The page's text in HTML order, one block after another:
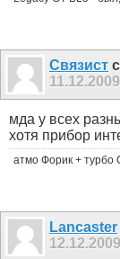
Связист
11.12.2009
мда у всех
хотя прибор
атмо Форик + турбо
Lancaster
12.12.2009